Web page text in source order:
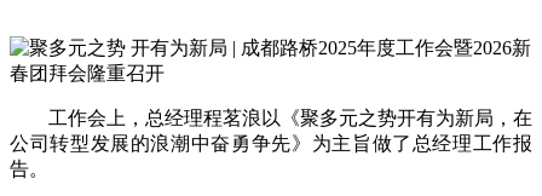
工作会上，总经理程茗浪以《聚多元之势开有为新局，在
公司转型发展的浪潮中奋勇争先》为主旨做了总经理工作报
告。